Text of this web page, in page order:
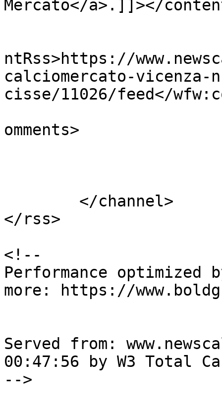
Mercato</a>.]]></
ntRss>https://
calciomercato-
cisse/11026/feed</
omments>
</rss>
<!--
Performance optimized
more: https://
Served from:
00:47:56 by W3 Total
-->